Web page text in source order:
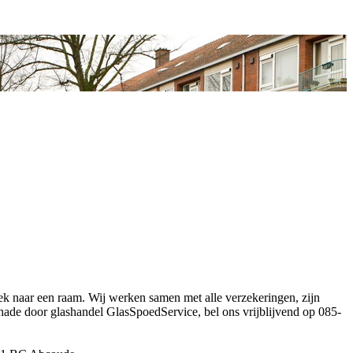
naar een raam. Wij werken samen met alle verzekeringen, zijn
door glashandel GlasSpoedService, bel ons vrijblijvend op 085-